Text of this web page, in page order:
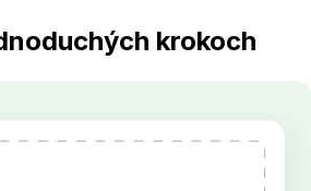
krokoch